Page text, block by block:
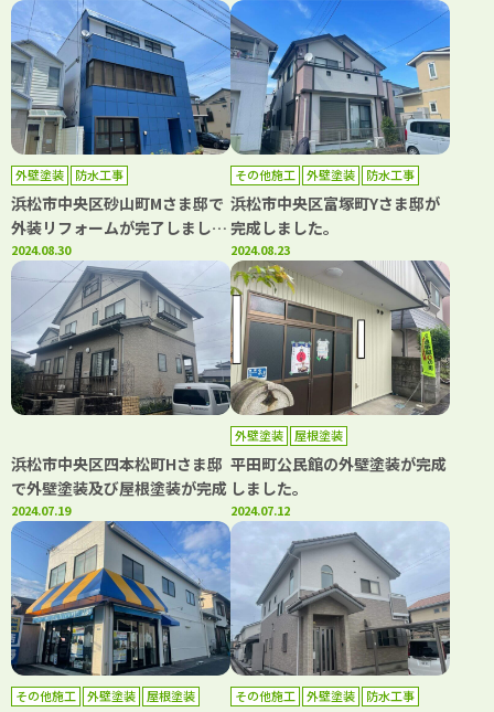
外壁塗装 防水工事
浜松市中央区砂山町Mさま邸で
外装リフォームが完了しまし
た。
2024.08.30
その他施工 外壁塗装 防水工事
浜松市中央区富塚町Yさま邸が
完成しました。
2024.08.23
浜松市中央区四本松町Hさま邸
で外壁塗装及び屋根塗装が完成
2024.07.19
外壁塗装 屋根塗装
平田町公民館の外壁塗装が完成
しました。
2024.07.12
その他施工 外壁塗装 屋根塗装 その他施工 外壁塗装 防水工事